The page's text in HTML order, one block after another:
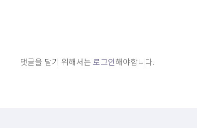
댓글을 달기 위해서는 로그인해야합니다.